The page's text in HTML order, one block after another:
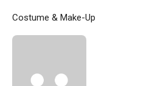
Costume & Make-Up